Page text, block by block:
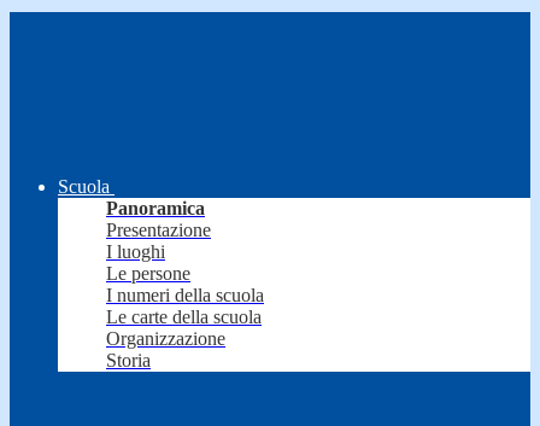
Scuola
Panoramica
Presentazione
I luoghi
Le persone
I numeri della scuola
Le carte della scuola
Organizzazione
Storia